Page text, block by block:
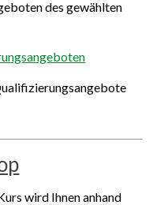
des gewählten
wird Ihnen anhand